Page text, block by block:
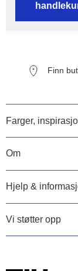
Finn
Farger,
Om
Hjelp &
Vi støtter opp